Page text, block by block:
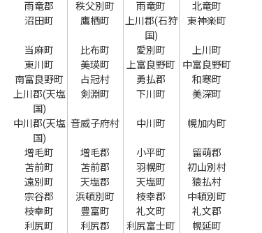
雨竜郡
秩父別町 雨竜町
北竜町
沼田町
鷹栖町
上川郡(石狩
国)
東神楽町
当麻町 比布町 愛別町
上川町
東川町
美瑛町 上富良野町
中富良野町
南富良野町
占冠村 勇払郡
和寒町
上川郡(天塩
国)
剣淵町 下川町 美深町
中川郡(天塩
国)
音威子府村 中川町 幌加内町
増毛町 増毛郡 小平町
留萌郡
苫前町
苫前郡 羽幌町
初山別村
遠別町
天塩郡 天塩町
猿払村
宗谷郡
浜頓別町 枝幸郡
中頓別町
枝幸町
豊富町 礼文町
礼文郡
利尻町
利尻郡 利尻富士町
幌延町